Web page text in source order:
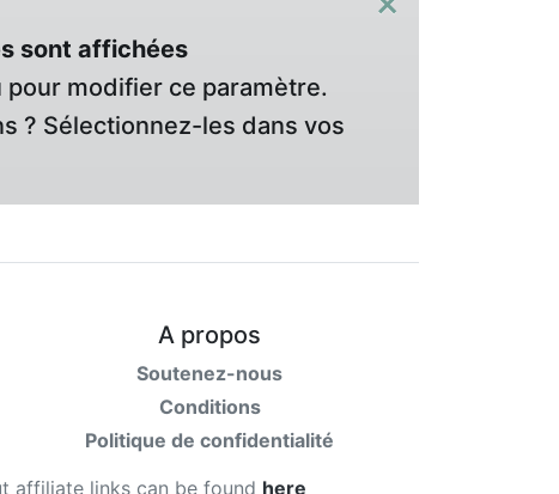
sont affichées
modifier ce paramètre.
? Sélectionnez-les dans vos
A propos
Soutenez-nous
Conditions
Politique de confidentialité
affiliate links can be found here